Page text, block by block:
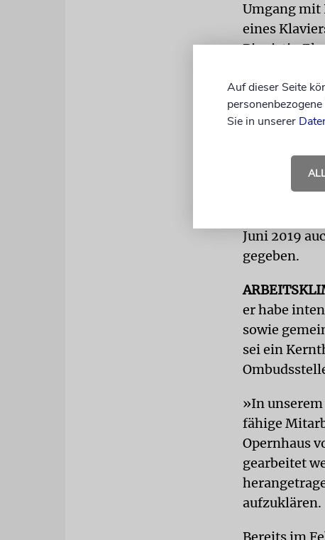
Umgang mit
eines
Pianistin
Barenboim
Sie habe
erklärte die
Juni 2019
gegeben.
er habe
sowie
sei ein
»In
fähige
Opernhaus
gearbeitet
aufzuklären.
Auf dieser Seite
Sie in unserer